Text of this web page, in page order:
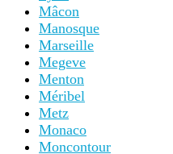
Mâcon
Manosque
Marseille
Megeve
Menton
Méribel
Metz
Monaco
Moncontour